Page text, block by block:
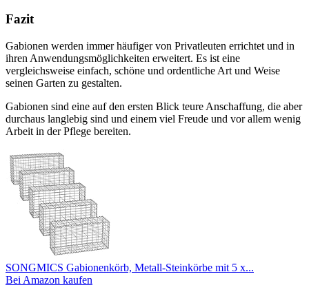
Fazit
Gabionen werden immer häufiger von Privatleuten errichtet und in
ihren Anwendungsmöglichkeiten erweitert. Es ist eine
vergleichsweise einfach, schöne und ordentliche Art und Weise
seinen Garten zu gestalten.
Gabionen sind eine auf den ersten Blick teure Anschaffung, die aber
durchaus langlebig sind und einem viel Freude und vor allem wenig
Arbeit in der Pflege bereiten.
SONGMICS Gabionenkörb, Metall-Steinkörbe mit 5 x...
Bei Amazon kaufen